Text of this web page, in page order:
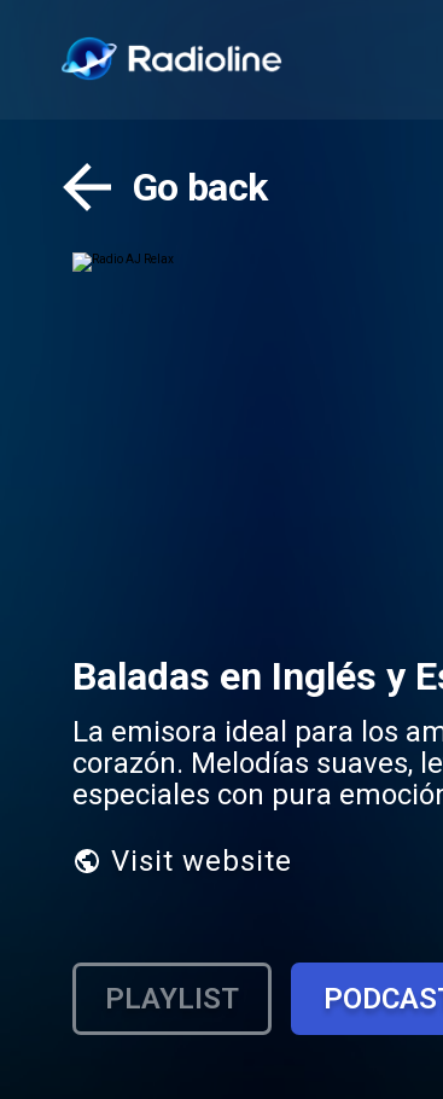
Go back
Baladas en Inglés y
La emisora ideal para los
corazón. Melodías suaves,
especiales con pura
Visit website
PLAYLIST